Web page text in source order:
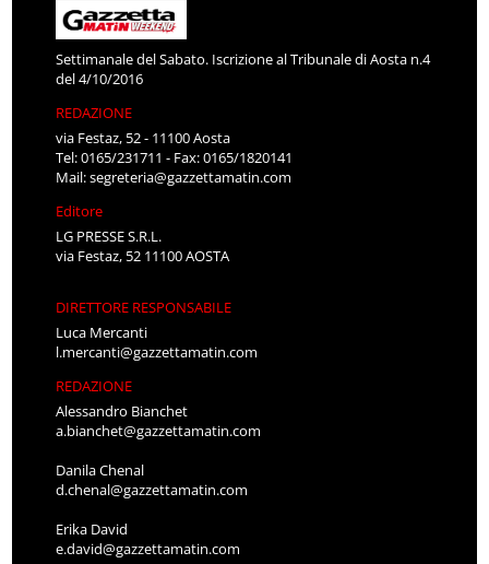
Settimanale del Sabato. Iscrizione al Tribunale di Aosta n.4
del 4/10/2016
REDAZIONE
via Festaz, 52 - 11100 Aosta
Tel: 0165/231711 - Fax: 0165/1820141
Mail:segreteria@gazzettamatin.com
Editore
LG PRESSE S.R.L.
via Festaz, 52 11100 AOSTA
DIRETTORE RESPONSABILE
Luca Mercanti
l.mercanti@gazzettamatin.com
REDAZIONE
Alessandro Bianchet
a.bianchet@gazzettamatin.com
Danila Chenal
d.chenal@gazzettamatin.com
Erika David
e.david@gazzettamatin.com